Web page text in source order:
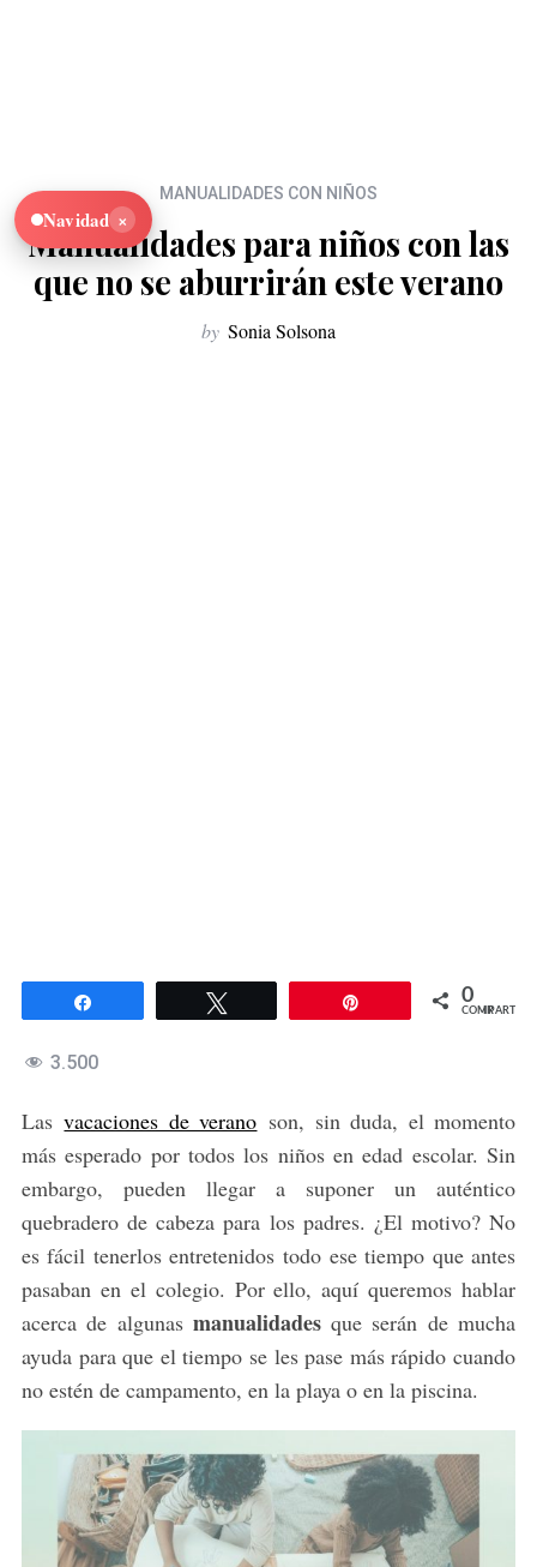
MANUALIDADES CON NIÑOS
Manualidades para niños con las
que no se aburrirán este verano
by Sonia Solsona
0
COMPARTIR
3.500
Lasvacaciones de verano son, sin duda, el momento
más esperado por todos los niños en edad escolar. Sin
embargo, pueden llegar a suponer un auténtico
quebradero de cabeza para los padres. ¿El motivo? No
es fácil tenerlos entretenidos todo ese tiempo que antes
pasaban en el colegio. Por ello, aquí queremos hablar
acerca de algunas manualidadesque serán de mucha
ayuda para que el tiempo se les pase más rápido cuando
no estén de campamento, en la playa o en la piscina.
Navidad ×